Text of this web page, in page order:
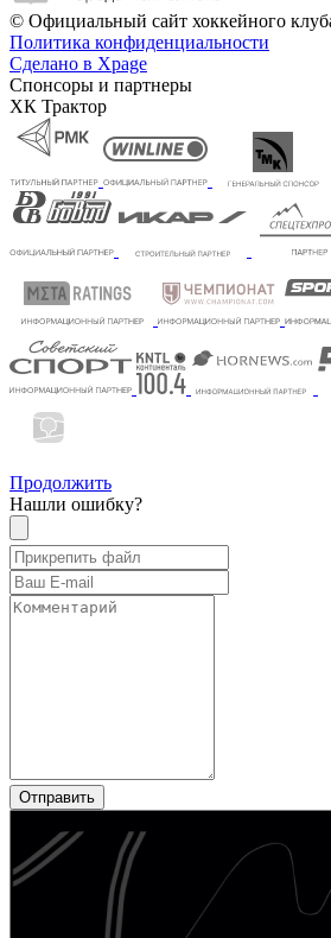
© Официальный сайт хоккейного
Политика конфиденциальности
Сделано в Xpage
Спонсоры и партнеры
ХК Трактор
Продолжить
Нашли ошибку?